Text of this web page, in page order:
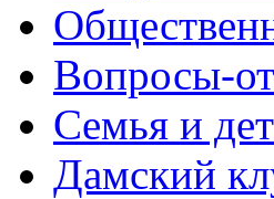
Вопросы-
Семья и
Дамский